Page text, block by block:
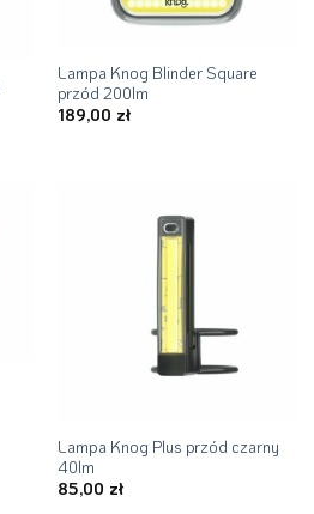
Lampa Knog Blinder Square
przód 200lm
189,00 zł
Lampa Knog Plus przód czarny
40lm
85,00 zł